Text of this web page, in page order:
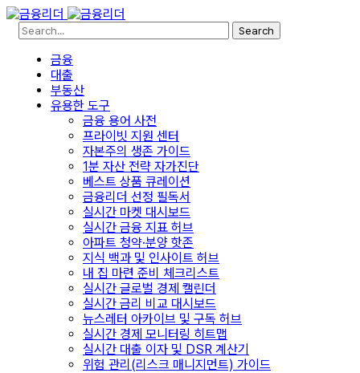
Search
금융
대출
부동산
유용한 도구
금융 용어 사전
프라이빗 지원 센터
자본주의 생존 가이드
1분 자산 전략 자가진단
베스트 상품 큐레이션
금융리더 선정 필독서
실시간 마켓 대시보드
실시간 금융 지표 허브
아파트 청약·분양 핫존
지식 백과 및 인사이트 허브
내 집 마련 준비 체크리스트
실시간 글로벌 경제 캘린더
실시간 금리 비교 대시보드
뉴스레터 아카이브 및 구독 허브
실시간 경제 모니터링 히트맵
실시간 대출 이자 및 DSR 계산기
위험 관리(리스크 매니지먼트) 가이드